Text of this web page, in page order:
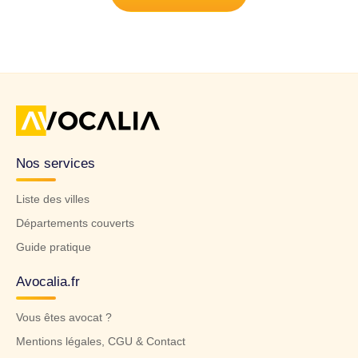
Nos services
Liste des villes
Départements couverts
Guide pratique
Avocalia.fr
Vous êtes avocat ?
Mentions légales, CGU & Contact